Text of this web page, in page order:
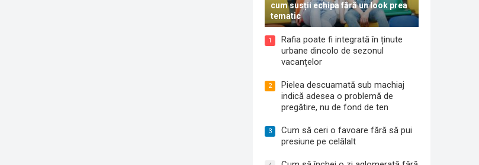
cum susții echipa fără un look prea
tematic
1
Rafia poate fi integrată în ținute
urbane dincolo de sezonul
vacanțelor
2
Pielea descuamată sub machiaj
indică adesea o problemă de
pregătire, nu de fond de ten
3
Cum să ceri o favoare fără să pui
presiune pe celălalt